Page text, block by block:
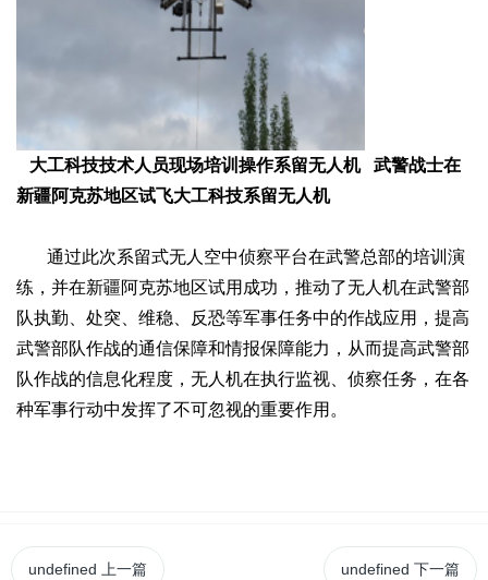
大工科技技术人员现场培训操作系留无人机
武警战士在
新疆阿克苏地区试飞大工科技系留无人机
通过此次系留式无人空中侦察平台在武警总部的培训演
练，并在新疆阿克苏地区试用成功，推动了无人机在武警部
队执勤、处突、维稳、反恐等军事任务中的作战应用，提高
武警部队作战的通信保障和情报保障能力，从而提高武警部
队作战的信息化程度，无人机在执行监视、侦察任务，在各
种军事行动中发挥了不可忽视的重要作用。
undefined 上一篇 undefined 下一篇